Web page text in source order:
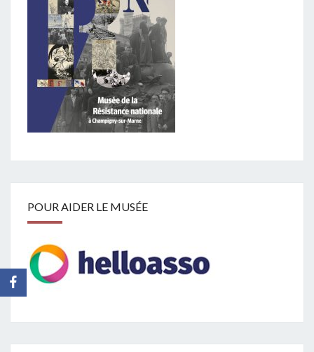
POUR AIDER LE MUSÉE